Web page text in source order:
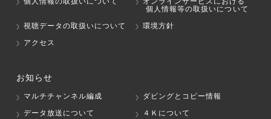
個人情報等の取扱いについて
視聴データの取扱いについて
環境方針
アクセス
お知らせ
マルチチャンネル編成
ダビングとコピー情報
データ放送について
４Ｋについて